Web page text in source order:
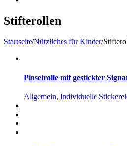
Stifterollen
Startseite/Nützliches für Kinder/
Pinselrolle mit gestickter
Allgemein, Individuelle